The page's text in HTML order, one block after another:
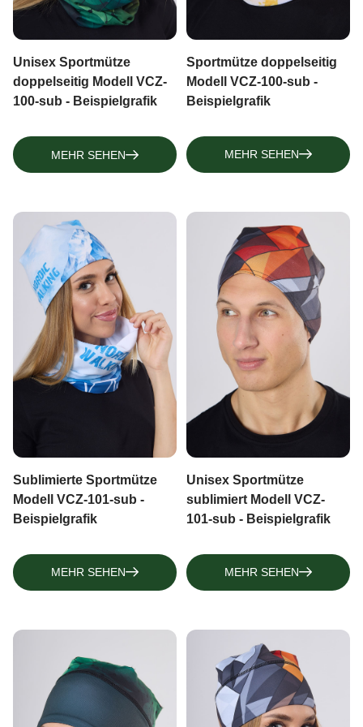
Unisex Sportmütze
doppelseitig Modell VCZ-
100-sub - Beispielgrafik
MEHR SEHEN
Sportmütze doppelseitig
Modell VCZ-100-sub -
Beispielgrafik
MEHR SEHEN
Sublimierte Sportmütze
Modell VCZ-101-sub -
Beispielgrafik
MEHR SEHEN
Unisex Sportmütze
sublimiert Modell VCZ-
101-sub - Beispielgrafik
MEHR SEHEN